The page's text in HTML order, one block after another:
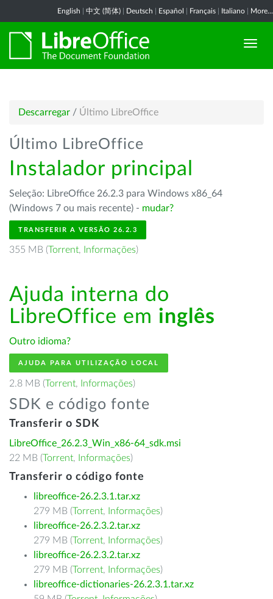
English 中文 (简体) Deutsch Español Français Italiano More...
Descarregar / Último LibreOffice
Último LibreOffice
Instalador principal
Seleção: LibreOffice 26.2.3 para Windows x86_64
(Windows 7 ou mais recente) - mudar?
TRANSFERIR A VERSÃO 26.2.3
355 MB (Torrent, Informações)
Ajuda interna do
LibreOffice em inglês
Outro idioma?
AJUDA PARA UTILIZAÇÃO LOCAL
2.8 MB (Torrent, Informações)
SDK e código fonte
Transferir o SDK
LibreOffice_26.2.3_Win_x86-64_sdk.msi
22 MB (Torrent, Informações)
Transferir o código fonte
libreoffice-26.2.3.1.tar.xz
279 MB (Torrent, Informações)
libreoffice-26.2.3.2.tar.xz
279 MB (Torrent, Informações)
libreoffice-26.2.3.2.tar.xz
279 MB (Torrent, Informações)
libreoffice-dictionaries-26.2.3.1.tar.xz